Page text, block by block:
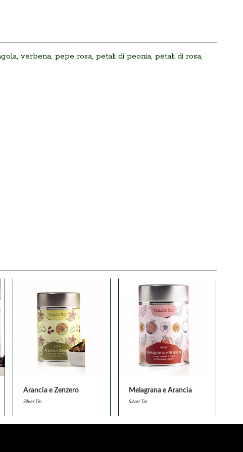
verbena, pepe rosa, petali di peonia, petali di rosa,
Arancia e Zenzero
Silver Tin
Melagrana e Arancia
Silver Tin